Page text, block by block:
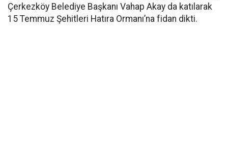
Çerkezköy Belediye Başkanı Vahap Akay da katılarak
15 Temmuz Şehitleri Hatıra Ormanı’na fidan dikti.